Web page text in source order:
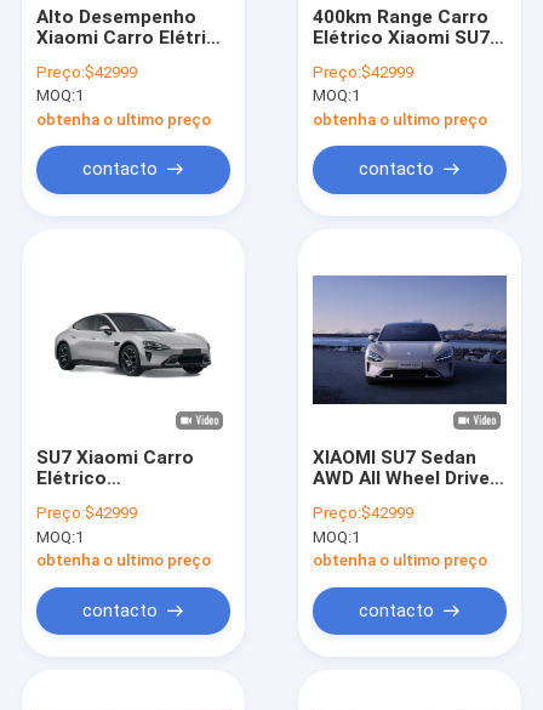
Alto Desempenho
Xiaomi Carro Elétrico
Conectividade
Bluetooth Controle
de App Móvel
Preço:$42999
MOQ:1
obtenha o ultimo preço
contacto
400km Range Carro
Elétrico Xiaomi SU7
Carro
tecnologicamente
avançado
Preço:$42999
MOQ:1
obtenha o ultimo preço
contacto
SU7 Xiaomi Carro
Elétrico
Rápido Distância
Longa Todo Elétrico
Limousine 150km / h
Preço:$42999
MOQ:1
obtenha o ultimo preço
contacto
XIAOMI SU7 Sedan
AWD All Wheel Drive
101kWh PS
495kw/838nm R19
Preço:$42999
MOQ:1
obtenha o ultimo preço
contacto